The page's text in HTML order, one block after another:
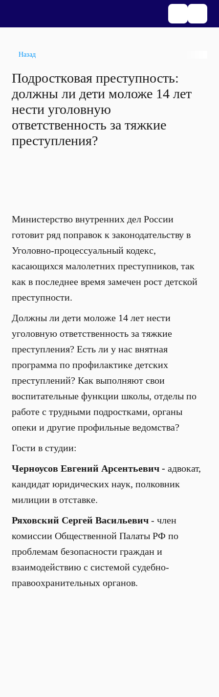
Назад
Подростковая преступность:
должны ли дети моложе 14 лет
нести уголовную
ответственность за тяжкие
преступления?
Министерство внутренних дел России
готовит ряд поправок к законодательству в
Уголовно-процессуальный кодекс,
касающихся малолетних преступников, так
как в последнее время замечен рост детской
преступности.
Должны ли дети моложе 14 лет нести
уголовную ответственность за тяжкие
преступления? Есть ли у нас внятная
программа по профилактике детских
преступлений? Как выполняют свои
воспитательные функции школы, отделы по
работе с трудными подростками, органы
опеки и другие профильные ведомства?
Гости в студии:
Черноусов Евгений Арсентьевич - адвокат,
кандидат юридических наук, полковник
милиции в отставке.
Ряховский Сергей Васильевич - член
комиссии Общественной Палаты РФ по
проблемам безопасности граждан и
взаимодействию с системой судебно-
правоохранительных органов.